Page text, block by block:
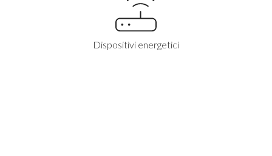
Dispositivi energetici